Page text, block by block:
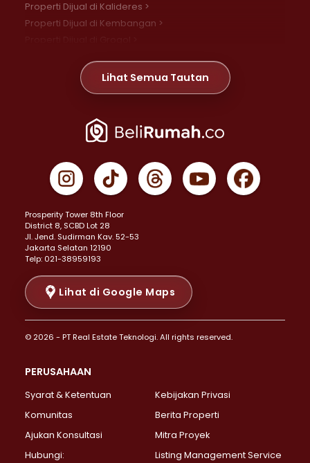
Properti Dijual di Kalideres >
Properti Dijual di Kembangan >
Properti Dijual di Meruya >
Properti Dijual di Jelambar >
Properti Dijual di Jakarta Pusat >
Properti Dijual di Gambir >
Properti Dijual di Johar Baru >
Properti Dijual di Menteng >
Properti Dijual di Senen >
Properti Dijual di Tanah Abang >
Properti Dijual di Cikini >
Properti Dijual di Kramat >
Properti Dijual di Pasar Baru >
Properti Dijual di Bendungan Hilir >
Properti Dijual di Jakarta Selatan >
Properti Dijual di Lebak Bulus >
Properti Dijual di Gandaria Selatan >
Properti Dijual di Pondok Labu >
Lihat Semua Tautan
Prosperity Tower 8th Floor
District 8, SCBD Lot 28
JI. Jend. Sudirman Kav. 52-53
Jakarta Selatan 12190
Telp: 021-38959193
Lihat di Google Maps
© 2026 - PT Real Estate Teknologi. All rights reserved.
PERUSAHAAN
Syarat & Ketentuan
Kebijakan Privasi
Komunitas
Berita Properti
Ajukan Konsultasi
Mitra Proyek
Hubungi:
Listing Management Service